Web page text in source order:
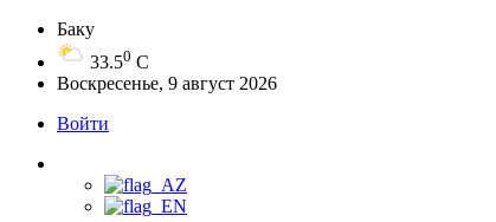
Баку
33.50 C
Воскресенье, 9 август 2026
Войти